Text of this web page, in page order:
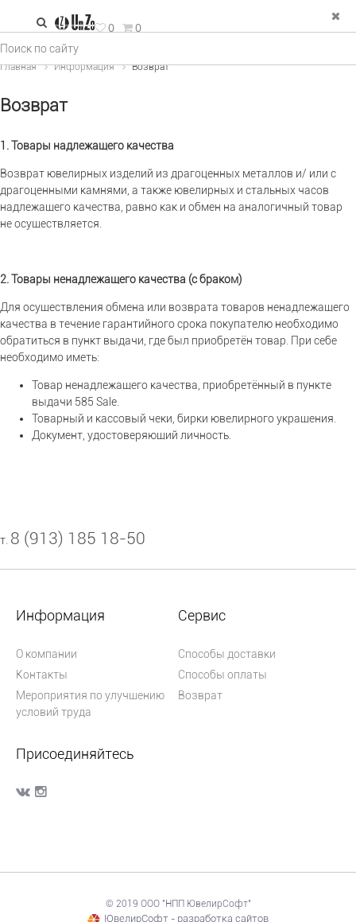
Украшения
и колье
0 0
Главная Информация Возврат
Возврат
1. Товары надлежащего качества
Возврат ювелирных изделий из драгоценных металлов и/ или с
драгоценными камнями, а также ювелирных и стальных часов
надлежащего качества, равно как и обмен на аналогичный товар
не осуществляется.
2. Товары ненадлежащего качества (с браком)
Для осуществления обмена или возврата товаров ненадлежащего
качества в течение гарантийного срока покупателю необходимо
обратиться в пункт выдачи, где был приобретён товар. При себе
необходимо иметь:
Товар ненадлежащего качества, приобретённый в пункте
выдачи 585 Sale.
Товарный и кассовый чеки, бирки ювелирного украшения.
Документ, удостоверяющий личность.
т. 8 (913) 185 18-50
Информация
О компании
Контакты
Мероприятия по улучшению
условий труда
Сервис
Способы доставки
Способы оплаты
Возврат
Присоединяйтесь
© 2019 ООО "НПП ЮвелирСофт"
ЮвелирСофт - разработка сайтов